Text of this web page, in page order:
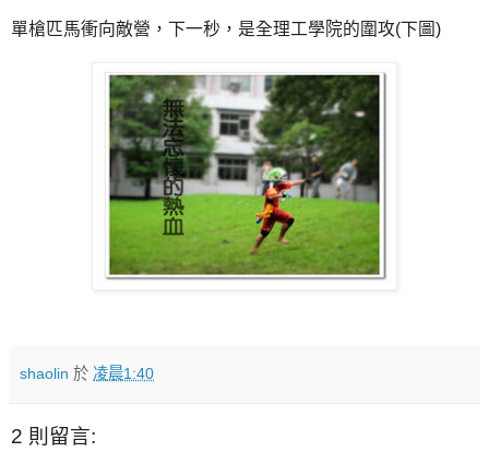
單槍匹馬衝向敵營，下一秒，是全理工學院的圍攻(下圖)
shaolin 於 凌晨1:40
2 則留言: